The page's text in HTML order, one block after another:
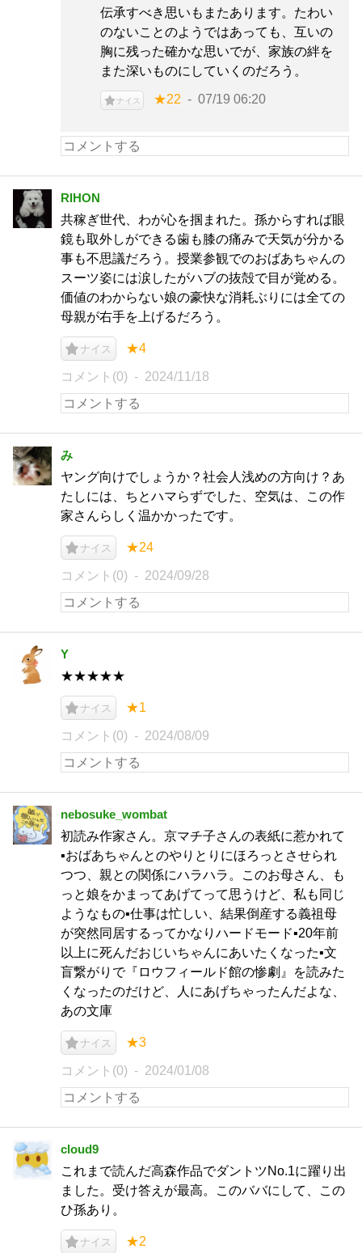
伝承すべき思いもまたあります。たわい
のないことのようではあっても、互いの
胸に残った確かな思いでが、家族の絆を
また深いものにしていくのだろう。
ナイス ★22 07/19 06:20
RIHON
共稼ぎ世代、わが心を掴まれた。孫からすれば眼
鏡も取外しができる歯も膝の痛みで天気が分かる
事も不思議だろう。授業参観でのおばあちゃんの
スーツ姿には涙したがハブの抜殻で目が覚める。
価値のわからない娘の豪快な消耗ぶりには全ての
母親が右手を上げるだろう。
ナイス ★4
コメント(0) 2024/11/18
み
ヤング向けでしょうか？社会人浅めの方向け？あ
たしには、ちとハマらずでした、空気は、この作
家さんらしく温かかったです。
ナイス ★24
コメント(0) 2024/09/28
Y
★★★★★
ナイス ★1
コメント(0) 2024/08/09
nebosuke_wombat
初読み作家さん。京マチ子さんの表紙に惹かれて
▪️おばあちゃんとのやりとりにほろっとさせられ
つつ、親との関係にハラハラ。このお母さん、も
っと娘をかまってあげてって思うけど、私も同じ
ようなもの▪️仕事は忙しい、結果倒産する義祖母
が突然同居するってかなりハードモード▪️20年前
以上に死んだおじいちゃんにあいたくなった▪️文
盲繋がりで『ロウフィールド館の惨劇』を読みた
くなったのだけど、人にあげちゃったんだよな、
あの文庫
ナイス ★3
コメント(0) 2024/01/08
cloud9
これまで読んだ高森作品でダントツNo.1に躍り出
ました。受け答えが最高。このババにして、この
ひ孫あり。
ナイス ★2